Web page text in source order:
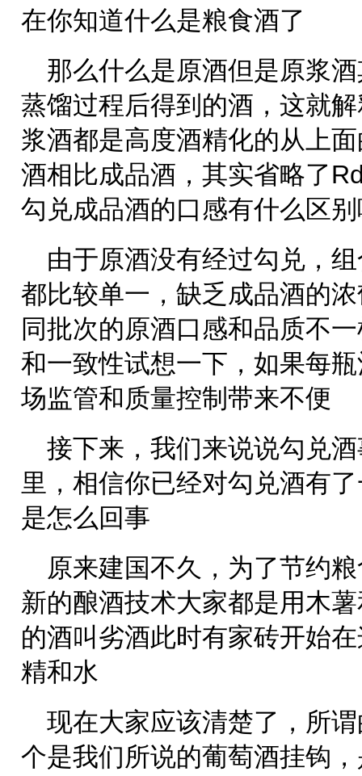
在你知道什么是粮食酒了
那么什么是原酒但是原浆
蒸馏过程后得到的酒，这就
浆酒都是高度酒精化的从上
酒相比成品酒，其实省略了
勾兑成品酒的口感有什么区
由于原酒没有经过勾兑，
都比较单一，缺乏成品酒的
同批次的原酒口感和品质不
和一致性试想一下，如果每
场监管和质量控制带来不便
接下来，我们来说说勾兑
里，相信你已经对勾兑酒有
是怎么回事
原来建国不久，为了节约
新的酿酒技术大家都是用木
的酒叫劣酒此时有家砖开始
精和水
现在大家应该清楚了，所
个是我们所说的葡萄酒挂钩